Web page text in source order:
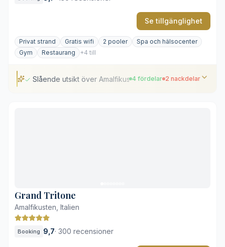
Se tillgänglighet
Privat strand Gratis wifi 2 pooler
Spa och hälsocenter
Gym
Restaurang +4 till
Slående utsikt över Amalfikusten från klipphöjden
4 fördelar 2 nackdelar
Grand Tritone
Amalfikusten, Italien
Booking 9,7· 300 recensioner